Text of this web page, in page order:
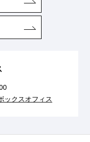
ックスオフィス